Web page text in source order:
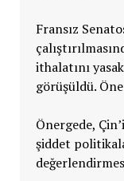
Fransız
ithalatını
görüşüldü.
Önergede,
şiddet